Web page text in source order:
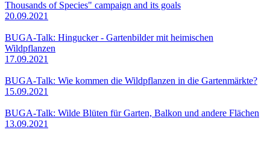
Thousands of Species" campaign and its goals
20.09.2021
BUGA-Talk: Hingucker - Gartenbilder mit heimischen
Wildpflanzen
17.09.2021
BUGA-Talk: Wie kommen die Wildpflanzen in die Gartenmärkte?
15.09.2021
BUGA-Talk: Wilde Blüten für Garten, Balkon und andere Flächen
13.09.2021